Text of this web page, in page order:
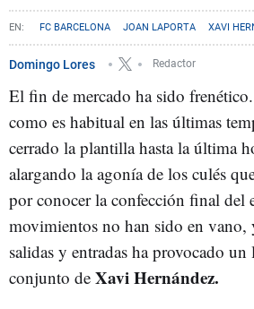
FC BARCELONA JOAN LAPORTA XAVI
ABDE EZZALZOULI
Domingo Lores Redactor
El fin de mercado ha sido frenético.
como es habitual en las últimas
cerrado la plantilla hasta la última
alargando la agonía de los culés
por conocer la confección final del
movimientos no han sido en vano,
salidas y entradas ha provocado un
conjunto de Xavi Hernández.